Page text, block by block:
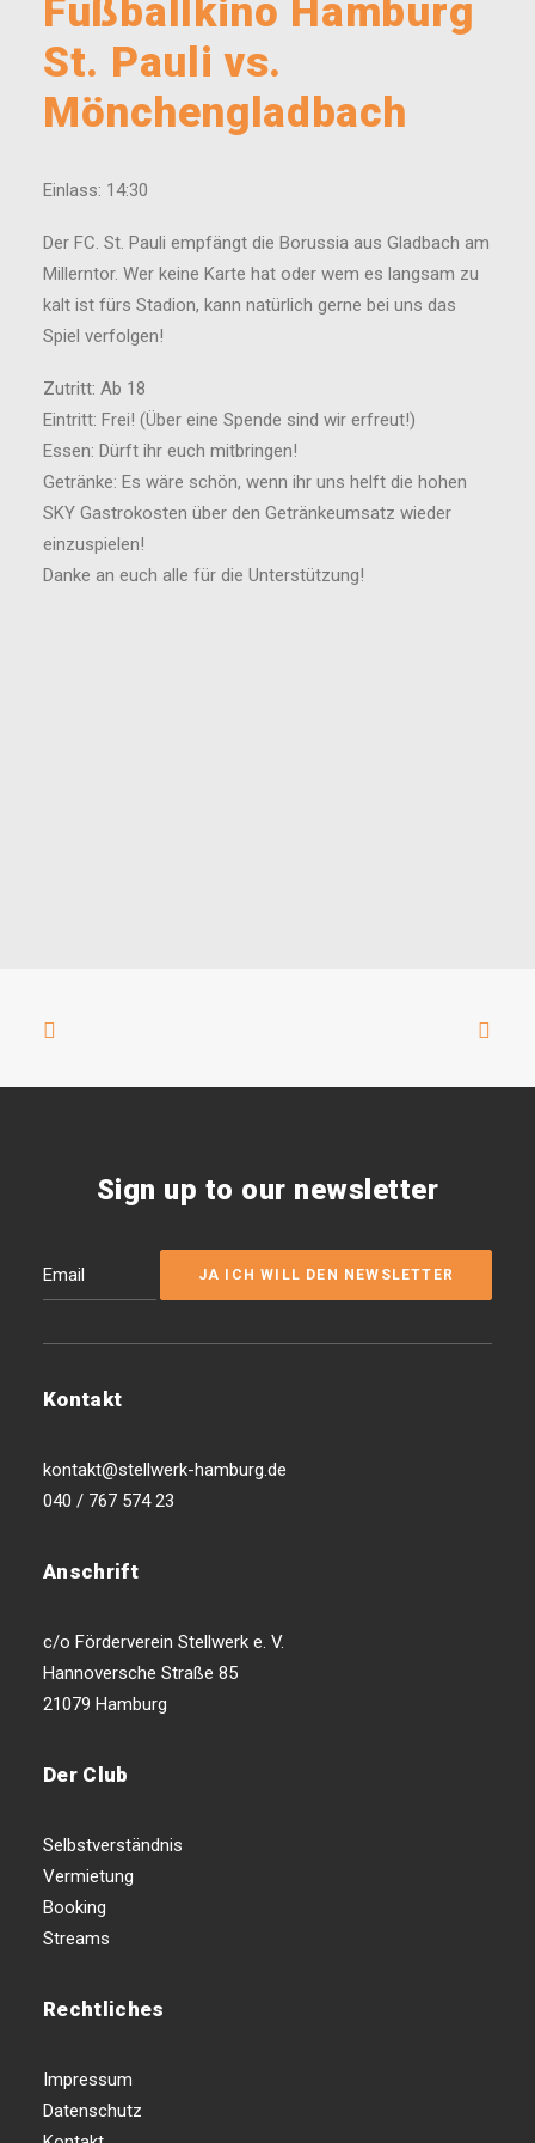
Fußballkino Hamburg
St. Pauli vs.
Mönchengladbach
Einlass: 14:30
Der FC. St. Pauli empfängt die Borussia aus Gladbach am
Millerntor. Wer keine Karte hat oder wem es langsam zu
kalt ist fürs Stadion, kann natürlich gerne bei uns das
Spiel verfolgen!
Zutritt: Ab 18
Eintritt: Frei! (Über eine Spende sind wir erfreut!)
Essen: Dürft ihr euch mitbringen!
Getränke: Es wäre schön, wenn ihr uns helft die hohen
SKY Gastrokosten über den Getränkeumsatz wieder
einzuspielen!
Danke an euch alle für die Unterstützung!
Sign up to our newsletter
Kontakt
kontakt@stellwerk-hamburg.de
040 / 767 574 23
Anschrift
c/o Förderverein Stellwerk e. V.
Hannoversche Straße 85
21079 Hamburg
Der Club
Selbstverständnis
Vermietung
Booking
Streams
Rechtliches
Impressum
Datenschutz